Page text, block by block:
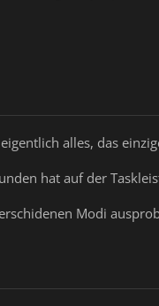
alles, das
hat auf der
Modi